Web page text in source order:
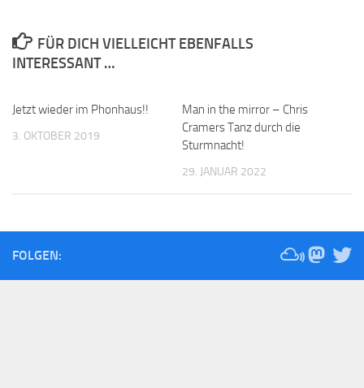
FÜR DICH VIELLEICHT EBENFALLS
INTERESSANT …
Jetzt wieder im Phonhaus!!
3. OKTOBER 2019
Man in the mirror – Chris
Cramers Tanz durch die
Sturmnacht!
29. JANUAR 2022
FOLGEN: